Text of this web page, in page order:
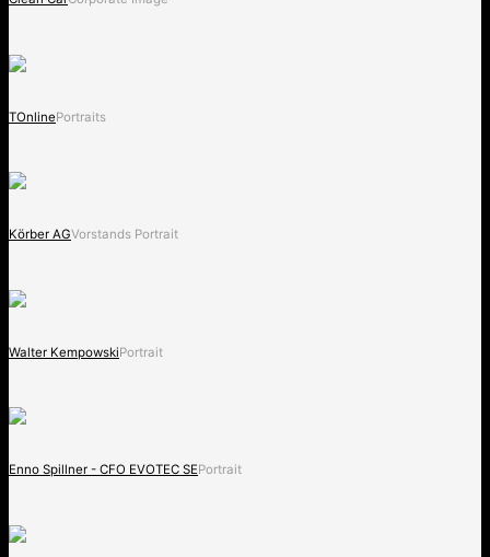
TOnlinePortraits
Körber AGVorstands Portrait
Walter KempowskiPortrait
Enno Spillner - CFO EVOTEC SEPortrait